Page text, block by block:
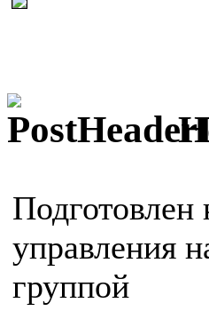
Подготовлен
управления
группой